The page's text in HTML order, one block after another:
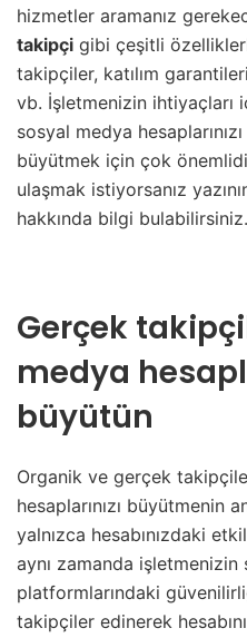
hizmetler aramanız
takipçi gibi çeşitli
takipçiler, katılım
vb. İşletmenizin ihtiyaçları
sosyal medya
büyütmek için çok
ulaşmak istiyorsanız
hakkında bilgi bulabilirsiniz.
Gerçek
medya
büyütün
Organik ve gerçek
hesaplarınızı büyütmenin
yalnızca hesabınızdaki
aynı zamanda işletmenizin
platformlarındaki
takipçiler edinerek